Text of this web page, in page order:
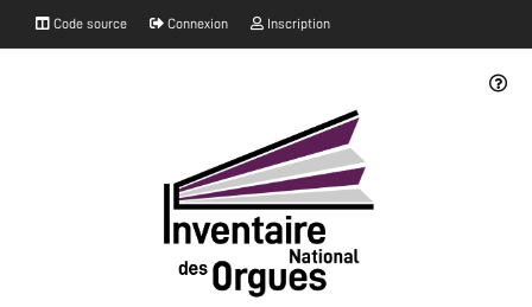
Code source Connexion Inscription